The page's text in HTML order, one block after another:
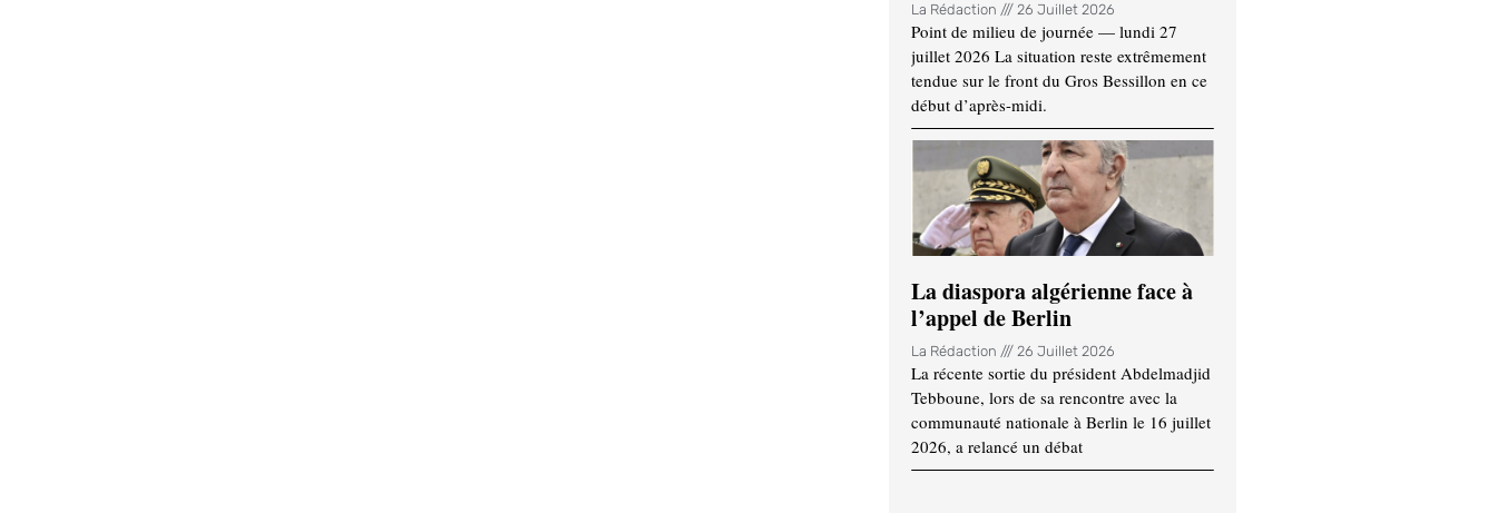
La Rédaction 26 Juillet 2026
Point de milieu de journée — lundi 27
juillet 2026 La situation reste extrêmement
tendue sur le front du Gros Bessillon en ce
début d’après-midi.
La diaspora algérienne face à
l’appel de Berlin
La Rédaction 26 Juillet 2026
La récente sortie du président Abdelmadjid
Tebboune, lors de sa rencontre avec la
communauté nationale à Berlin le 16 juillet
2026, a relancé un débat